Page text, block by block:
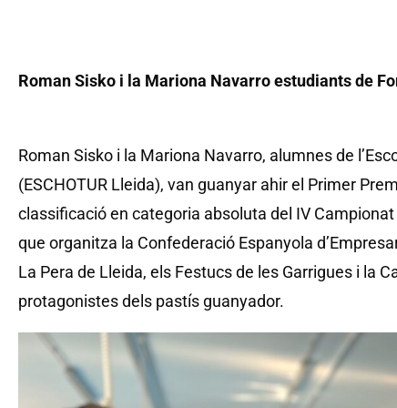
Roman Sisko i la Mariona Navarro estudiants de
Roman Sisko i la Mariona Navarro, alumnes de
(ESCHOTUR Lleida), van guanyar ahir el Primer
classificació en categoria absoluta del IV
que organitza la Confederació Espanyola
La Pera de Lleida, els Festucs de les Garrigues i la
protagonistes dels pastís guanyador.